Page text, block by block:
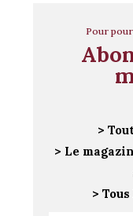
Pour
>
> Le
>